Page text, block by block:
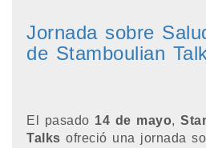
Jornada sobre
de Stamboulian
El pasado 14 de mayo,
Talks ofreció una jornada